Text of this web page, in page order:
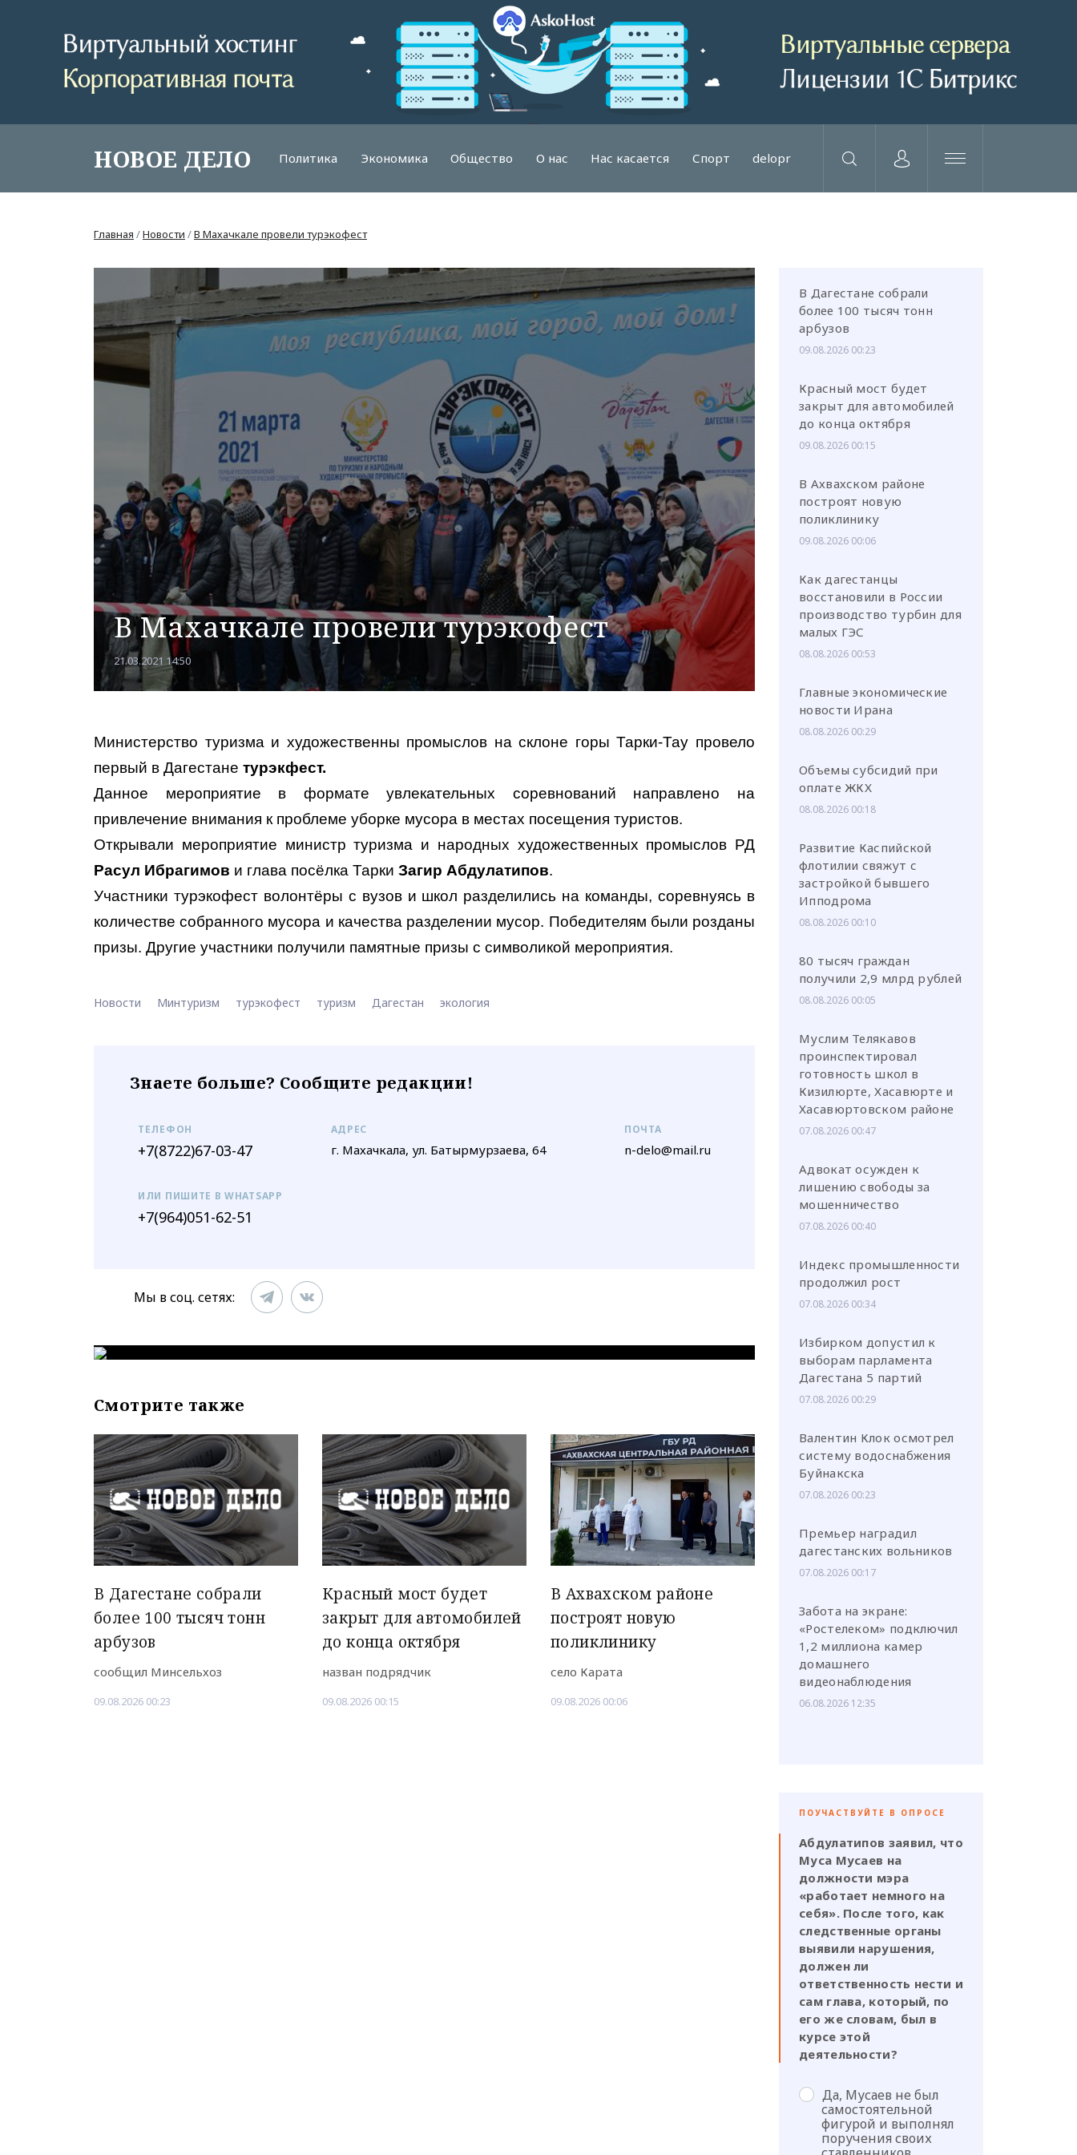
НОВОЕ ДЕЛО Политика Экономика Общество О нас Нас касается Спорт delopr
или через соц. сети
Главная /Новости /В Махачкале провели турэкофест
В Махачкале провели турэкофест
21.03.2021 14:50
Министерство туризма и художественны промыслов на склоне горы Тарки-Тау провело
первый в Дагестане турэкфест.
Данное мероприятие в формате увлекательных соревнований направлено на
привлечение внимания к проблеме уборке мусора в местах посещения туристов.
Открывали мероприятие министр туризма и народных художественных промыслов РД
Расул Ибрагимов и глава посёлка Тарки Загир Абдулатипов.
Участники турэкофест волонтёры с вузов и школ разделились на команды, соревнуясь в
количестве собранного мусора и качества разделении мусор. Победителям были розданы
призы. Другие участники получили памятные призы с символикой мероприятия.
Новости Минтуризм турэкофест туризм Дагестан экология
Знаете больше? Сообщите редакции!
ТЕЛЕФОН
+7(8722)67-03-47
АДРЕС
г. Махачкала, ул. Батырмурзаева, 64
ПОЧТА
n-delo@mail.ru
ИЛИ ПИШИТЕ В WHATSAPP
+7(964)051-62-51
Мы в соц. сетях:
Смотрите также
В Дагестане собрали
более 100 тысяч тонн
арбузов
сообщил Минсельхоз
09.08.2026 00:23
Красный мост будет
закрыт для автомобилей
до конца октября
назван подрядчик
09.08.2026 00:15
В Ахвахском районе
построят новую
поликлинику
село Карата
09.08.2026 00:06
В Дагестане собрали
более 100 тысяч тонн
арбузов
09.08.2026 00:23
Красный мост будет
закрыт для автомобилей
до конца октября
09.08.2026 00:15
В Ахвахском районе
построят новую
поликлинику
09.08.2026 00:06
Как дагестанцы
восстановили в России
производство турбин для
малых ГЭС
08.08.2026 00:53
Главные экономические
новости Ирана
08.08.2026 00:29
Объемы субсидий при
оплате ЖКХ
08.08.2026 00:18
Развитие Каспийской
флотилии свяжут с
застройкой бывшего
Ипподрома
08.08.2026 00:10
80 тысяч граждан
получили 2,9 млрд рублей
08.08.2026 00:05
Муслим Телякавов
проинспектировал
готовность школ в
Кизилюрте, Хасавюрте и
Хасавюртовском районе
07.08.2026 00:47
Адвокат осужден к
лишению свободы за
мошенничество
07.08.2026 00:40
Индекс промышленности
продолжил рост
07.08.2026 00:34
Избирком допустил к
выборам парламента
Дагестана 5 партий
07.08.2026 00:29
Валентин Клок осмотрел
систему водоснабжения
Буйнакска
07.08.2026 00:23
Премьер наградил
дагестанских вольников
07.08.2026 00:17
Забота на экране:
«Ростелеком» подключил
1,2 миллиона камер
домашнего
видеонаблюдения
06.08.2026 12:35
ПОУЧАСТВУЙТЕ В ОПРОСЕ
Абдулатипов заявил, что
Муса Мусаев на
должности мэра
«работает немного на
себя». После того, как
следственные органы
выявили нарушения,
должен ли
ответственность нести и
сам глава, который, по
его же словам, был в
курсе этой
деятельности?
Да, Мусаев не был
самостоятельной
фигурой и выполнял
поручения своих